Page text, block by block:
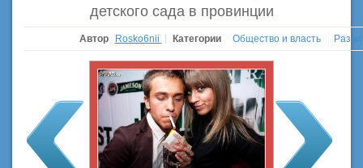
детского сада в провинции
Автор Rosko6nii Категории Общество и власть